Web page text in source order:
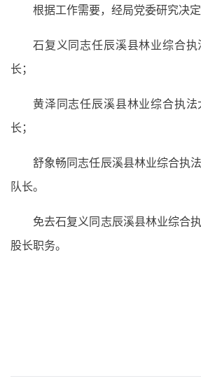
根据工作需要，经局党委研究决定
石复义同志任辰溪县林业综合
长；
黄泽同志任辰溪县林业综合执
长；
舒象畅同志任辰溪县林业综合执
队长。
免去石复义同志辰溪县林业综合
股长职务。